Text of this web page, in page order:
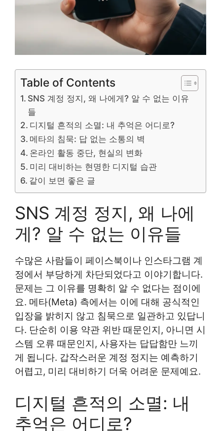
Table of Contents
SNS 계정 정지, 왜 나에게? 알 수 없는 이유
들
디지털 흔적의 소멸: 내 추억은 어디로?
메타의 침묵: 답 없는 소통의 벽
온라인 활동 중단, 현실의 변화
미리 대비하는 현명한 디지털 습관
같이 보면 좋은 글
SNS 계정 정지, 왜 나에
게? 알 수 없는 이유들
수많은 사람들이 페이스북이나 인스타그램 계
정에서 부당하게 차단되었다고 이야기합니다.
문제는 그 이유를 명확히 알 수 없다는 점이에
요. 메타(Meta) 측에서는 이에 대해 공식적인
입장을 밝히지 않고 침묵으로 일관하고 있답니
다. 단순히 이용 약관 위반 때문인지, 아니면 시
스템 오류 때문인지, 사용자는 답답함만 느끼
게 됩니다. 갑작스러운 계정 정지는 예측하기
어렵고, 미리 대비하기 더욱 어려운 문제예요.
디지털 흔적의 소멸: 내
추억은 어디로?